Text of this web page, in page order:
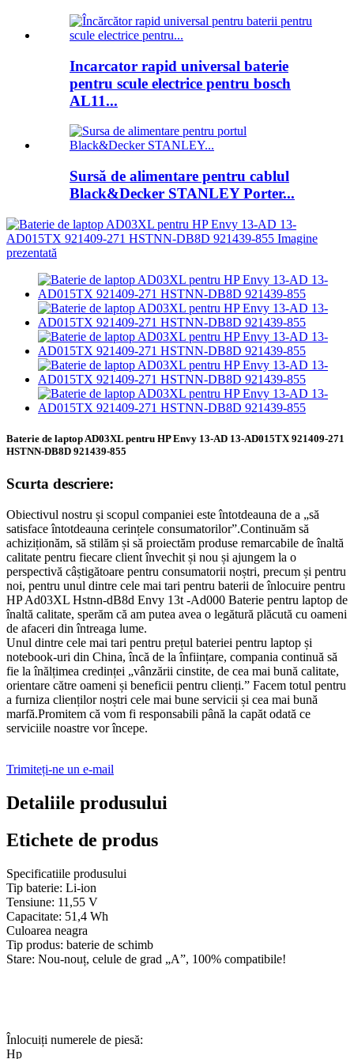
Incarcator rapid universal baterie
pentru scule electrice pentru bosch
AL11...
Sursă de alimentare pentru cablul
Black&Decker STANLEY Porter...
Baterie de laptop AD03XL pentru HP Envy 13-AD 13-AD015TX 921409-271
HSTNN-DB8D 921439-855
Scurta descriere:
Obiectivul nostru și scopul companiei este întotdeauna de a „să
satisface întotdeauna cerințele consumatorilor”.Continuăm să
achiziționăm, să stilăm și să proiectăm produse remarcabile de înaltă
calitate pentru fiecare client învechit și nou și ajungem la o
perspectivă câștigătoare pentru consumatorii noștri, precum și pentru
noi, pentru unul dintre cele mai tari pentru baterii de înlocuire pentru
HP Ad03XL Hstnn-dB8d Envy 13t -Ad000 Baterie pentru laptop de
înaltă calitate, sperăm că am putea avea o legătură plăcută cu oameni
de afaceri din întreaga lume.
Unul dintre cele mai tari pentru prețul bateriei pentru laptop și
notebook-uri din China, încă de la înființare, compania continuă să
fie la înălțimea credinței „vânzării cinstite, de cea mai bună calitate,
orientare către oameni și beneficii pentru clienți.” Facem totul pentru
a furniza clienților noștri cele mai bune servicii și cea mai bună
marfă.Promitem că vom fi responsabili până la capăt odată ce
serviciile noastre vor începe.
Trimiteți-ne un e-mail
Detaliile produsului
Etichete de produs
Specificatiile produsului
Tip baterie: Li-ion
Tensiune: 11,55 V
Capacitate: 51,4 Wh
Culoarea neagra
Tip produs: baterie de schimb
Stare: Nou-nouț, celule de grad „A”, 100% compatibile!
Înlocuiți numerele de piesă:
Hp